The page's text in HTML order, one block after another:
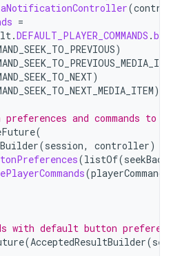
(
=
.DEFAULT_PLAYER_COMMANDS .
)
)
)
preferences and commands
(
(session, controller)
(listOf(
(playerCommands
with default button
(AcceptedResultBuilder(